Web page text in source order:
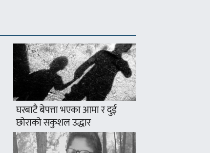
घरबाटै बेपत्ता भएका आमा र दुई
छोराको सकुशल उद्धार